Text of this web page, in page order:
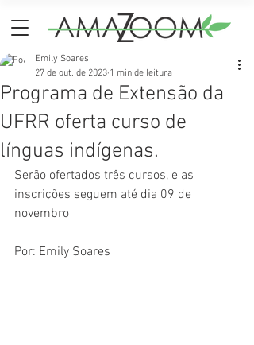
Programa de Extensão da
UFRR oferta curso de
línguas indígenas.
Emily Soares
27 de out. de 2023 1 min de leitura
Serão ofertados três cursos, e as
inscrições seguem até dia 09 de
novembro
Por: Emily Soares